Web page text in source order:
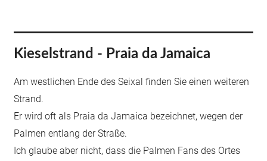
Kieselstrand - Praia da Jamaica
Am westlichen Ende des Seixal finden Sie einen weiteren
Strand.
Er wird oft als Praia da Jamaica bezeichnet, wegen der
Palmen entlang der Straße.
Ich glaube aber nicht, dass die Palmen Fans des Ortes